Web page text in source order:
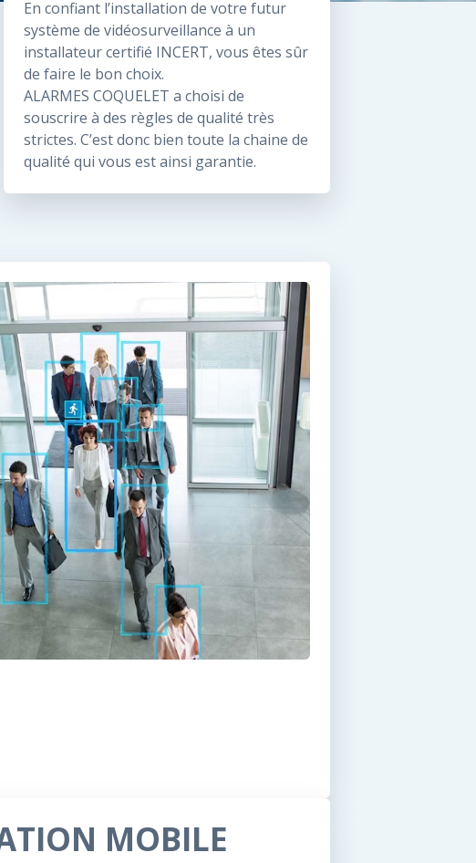
En confiant l’installation de votre futur
système de vidéosurveillance à un
installateur certifié INCERT, vous êtes sûr
de faire le bon choix.
ALARMES COQUELET a choisi de
souscrire à des règles de qualité très
strictes. C’est donc bien toute la chaine de
qualité qui vous est ainsi garantie.
MOBILE